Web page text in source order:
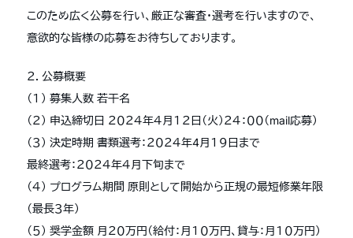
このため広く公募を行い、厳正な審査・選考を行いますので、
意欲的な皆様の応募をお待ちしております。
２．公募概要
（１） 募集人数 若干名
（２） 申込締切日 ２０２４年４月１２日（火）２４：００（mail応募）
（３） 決定時期 書類選考：２０２４年4月１９日まで
最終選考：２０２４年４月下旬まで
（４） プログラム期間 原則として開始から正規の最短修業年限
（最長３年）
（５） 奨学金額 月２０万円（給付：月１０万円、貸与：月１０万円）